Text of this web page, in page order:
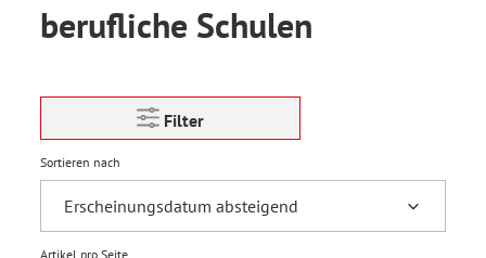
berufliche Schulen
Filter
Sortieren nach
Artikel pro Seite